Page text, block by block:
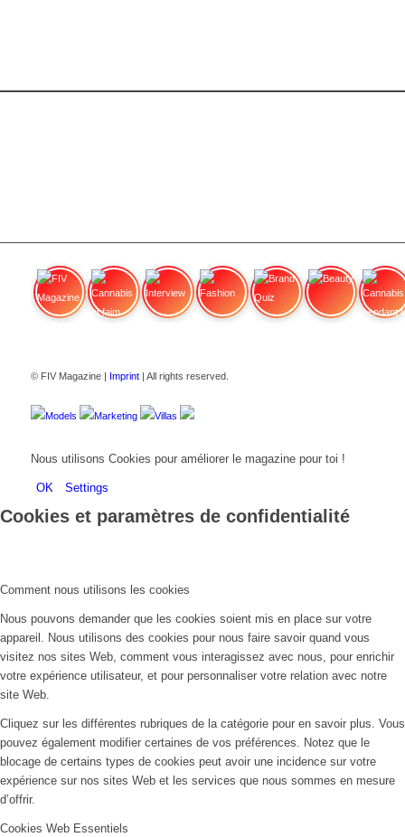
© FIV Magazine | Imprint| All rights reserved.
Models Marketing Villas
Nous utilisons Cookies pour améliorer le magazine pour toi !
OK Settings
Cookies et paramètres de confidentialité
Comment nous utilisons les cookies
Nous pouvons demander que les cookies soient mis en place sur votre
appareil. Nous utilisons des cookies pour nous faire savoir quand vous
visitez nos sites Web, comment vous interagissez avec nous, pour enrichir
votre expérience utilisateur, et pour personnaliser votre relation avec notre
site Web.
Cliquez sur les différentes rubriques de la catégorie pour en savoir plus. Vous
pouvez également modifier certaines de vos préférences. Notez que le
blocage de certains types de cookies peut avoir une incidence sur votre
expérience sur nos sites Web et les services que nous sommes en mesure
d’offrir.
Cookies Web Essentiels